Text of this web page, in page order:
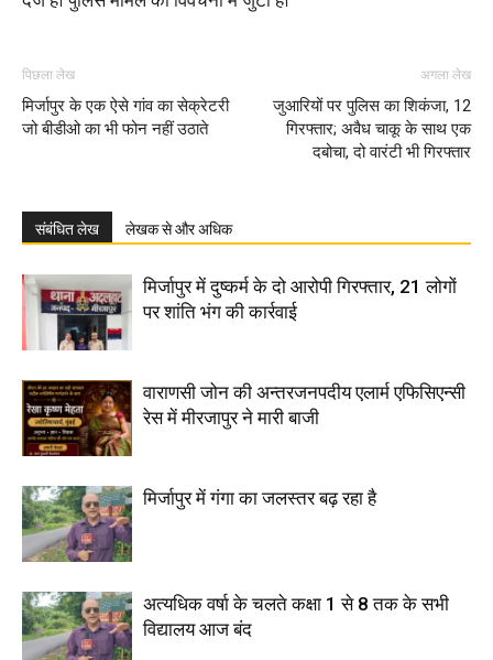
पिछला लेख
मिर्जापुर के एक ऐसे गांव का सेक्रेटरी
जो बीडीओ का भी फोन नहीं उठाते
अगला लेख
जुआरियों पर पुलिस का शिकंजा, 12
गिरफ्तार; अवैध चाकू के साथ एक
दबोचा, दो वारंटी भी गिरफ्तार
संबंधित लेख लेखक से और अधिक
मिर्जापुर में दुष्कर्म के दो आरोपी गिरफ्तार, 21 लोगों
पर शांति भंग की कार्रवाई
वाराणसी जोन की अन्तरजनपदीय एलार्म एफिसिएन्सी
रेस में मीरजापुर ने मारी बाजी
मिर्जापुर में गंगा का जलस्तर बढ़ रहा है
अत्यधिक वर्षा के चलते कक्षा 1 से 8 तक के सभी
विद्यालय आज बंद